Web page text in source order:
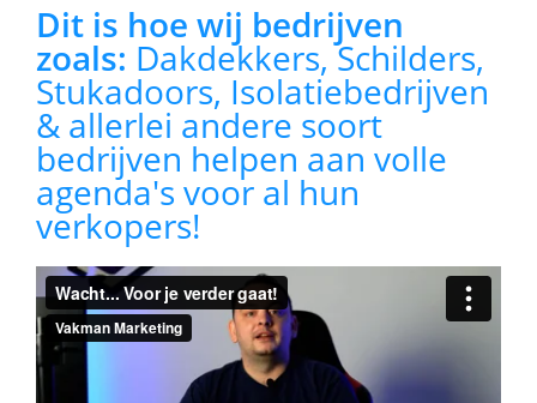
Dit is hoe wij bedrijven
zoals: Dakdekkers, Schilders,
Stukadoors, Isolatiebedrijven
& allerlei andere soort
bedrijven helpen aan volle
agenda's voor al hun
verkopers!